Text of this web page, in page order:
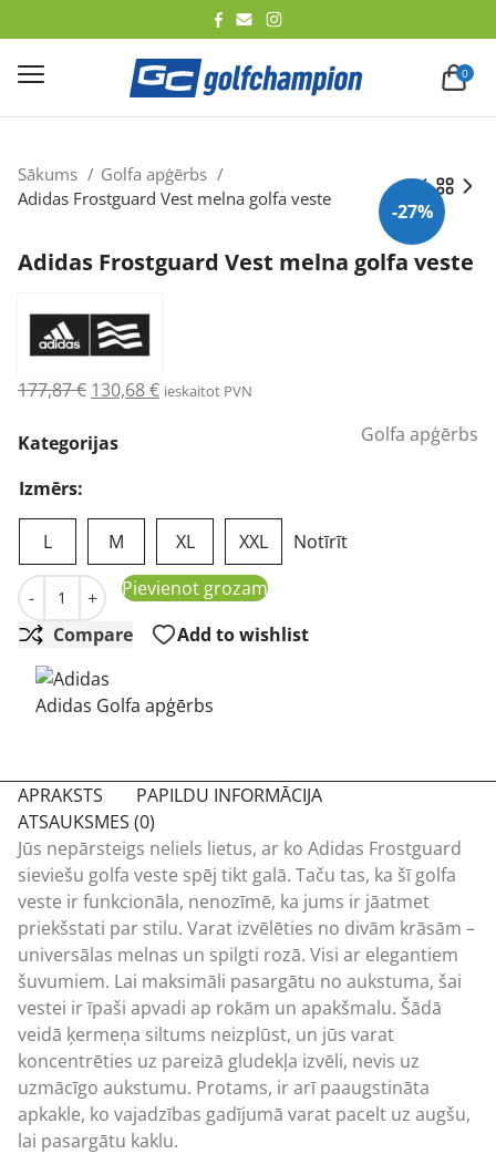
0
-27%
Sākums
Golfa apģērbs
Adidas Frostguard Vest melna golfa veste
Adidas Frostguard Vest melna golfa veste
177,87€ Original
was:
130,68€Current
ieskaitot PVN
Kategorijas Golfa apģērbs
Izmērs:
L M XL XXL Notīrīt
-
Adidas Frostguard Vest melna golfa veste daudzums
+
Pievienot grozam
Compare
Add to wishlist
Adidas Golfa apģērbs
APRAKSTS
PAPILDU INFORMĀCIJA
ATSAUKSMES (0)
Jūs nepārsteigs neliels lietus, ar ko Adidas Frostguard
sieviešu golfa veste spēj tikt galā. Taču tas, ka šī golfa
veste ir funkcionāla, nenozīmē, ka jums ir jāatmet
priekšstati par stilu. Varat izvēlēties no divām krāsām –
universālas melnas un spilgti rozā. Visi ar elegantiem
šuvumiem. Lai maksimāli pasargātu no aukstuma, šai
vestei ir īpaši apvadi ap rokām un apakšmalu. Šādā
veidā ķermeņa siltums neizplūst, un jūs varat
koncentrēties uz pareizā gludekļa izvēli, nevis uz
uzmācīgo aukstumu. Protams, ir arī paaugstināta
apkakle, ko vajadzības gadījumā varat pacelt uz augšu,
lai pasargātu kaklu.